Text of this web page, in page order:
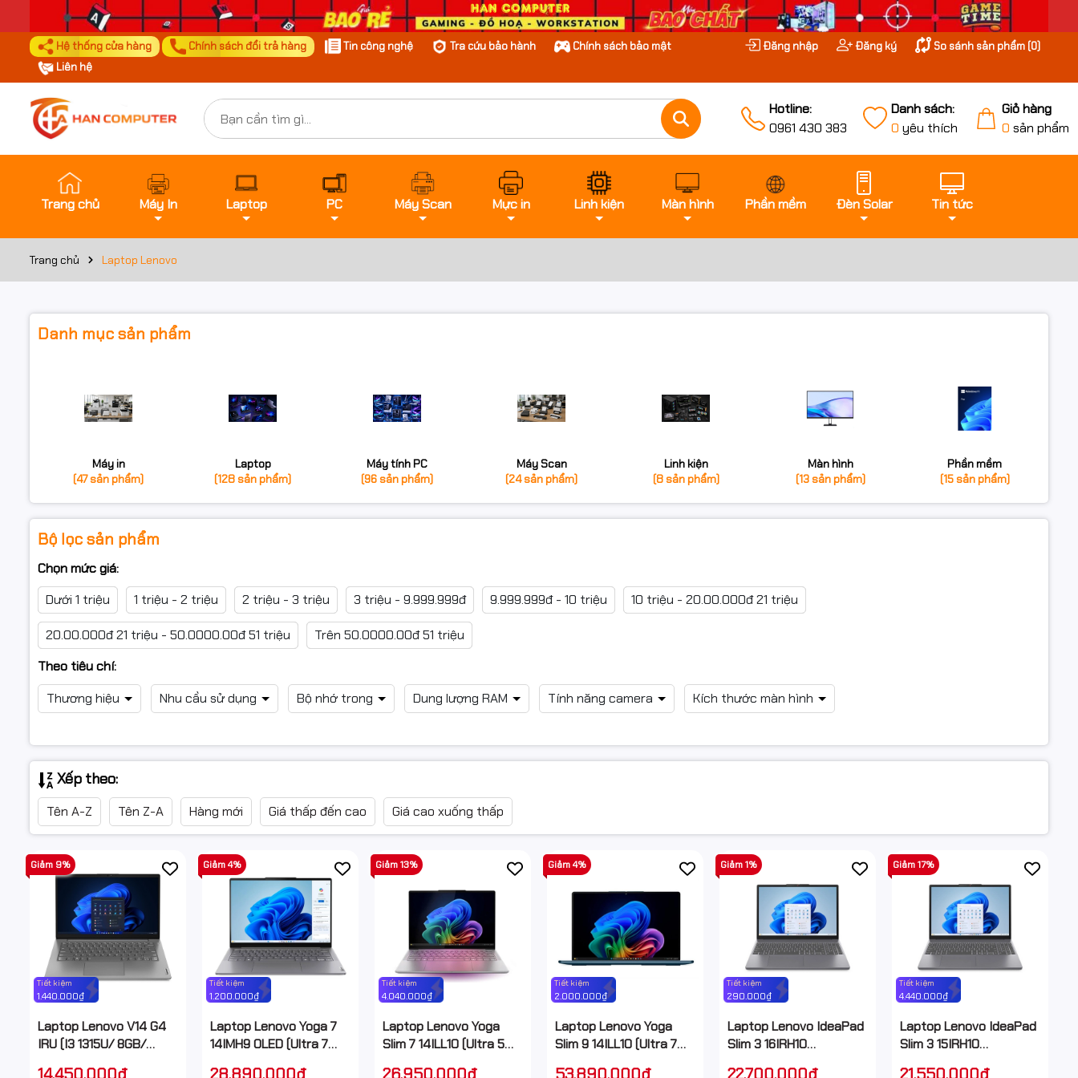
Hệ thống cửa hàng Chính sách đổi trả hàng Tin công nghệ Tra cứu bảo hành
Chính sách bảo mật
Liên hệ
Đăng nhập Đăng ký So sánh sản phẩm (0)
Hotline:
0961 430 383
Danh sách:
0 yêu thích
Giỏ hàng
0 sản phẩm
Trang chủ Máy In Laptop PC Máy Scan Mực in Linh kiện Màn hình Phần mềm Đèn Solar Tin tức
Trang chủ Laptop Lenovo
Danh mục sản phẩm
Máy in
(47 sản phẩm)
Laptop
(128 sản phẩm)
Máy tính PC
(96 sản phẩm)
Máy Scan
(24 sản phẩm)
Linh kiện
(8 sản phẩm)
Màn hình
(13 sản phẩm)
Phần mềm
(15 sản phẩm)
Bộ lọc sản phẩm
Chọn mức giá:
Dưới 1 triệu
1 triệu - 2 triệu 2 triệu - 3 triệu 3 triệu - 9.999.999đ 9.999.999đ - 10 triệu 10 triệu - 20.00.000đ 21 triệu
20.00.000đ 21 triệu - 50.0000.00đ 51 triệu
Trên 50.0000.00đ 51 triệu
Theo tiêu chí:
Thương hiệu
Nhu cầu sử dụng Bộ nhớ trong Dung lượng RAM Tính năng camera Kích thước màn hình
Xếp theo:
Tên A-Z Tên Z-A Hàng mới Giá thấp đến cao Giá cao xuống thấp
Tiết kiệm
1.440.000₫
Giảm 9%
Laptop Lenovo V14 G4
IRU (I3 1315U/ 8GB/
Tiết kiệm
1.200.000₫
Giảm 4%
Laptop Lenovo Yoga 7
14IMH9 OLED (Ultra 7
Tiết kiệm
4.040.000₫
Giảm 13%
Laptop Lenovo Yoga
Slim 7 14ILL10 (Ultra 5
Tiết kiệm
2.000.000₫
Giảm 4%
Laptop Lenovo Yoga
Slim 9 14ILL10 (Ultra 7
Tiết kiệm
290.000₫
Giảm 1%
Laptop Lenovo IdeaPad
Slim 3 16IRH10
Tiết kiệm
4.440.000₫
Giảm 17%
Laptop Lenovo IdeaPad
Slim 3 15IRH10